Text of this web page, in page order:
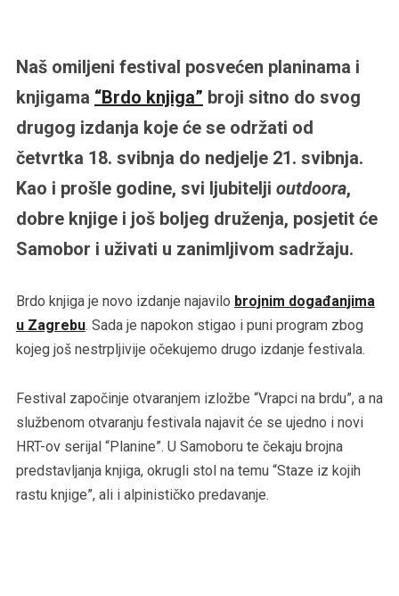
Naš omiljeni festival posvećen planinama i
knjigama “Brdo knjiga” broji sitno do svog
drugog izdanja koje će se održati od
četvrtka 18. svibnja do nedjelje 21. svibnja.
Kao i prošle godine, svi ljubitelji outdoora,
dobre knjige i još boljeg druženja, posjetit će
Samobor i uživati u zanimljivom sadržaju.
Brdo knjiga je novo izdanje najavilo brojnim događanjima
u Zagrebu. Sada je napokon stigao i puni program zbog
kojeg još nestrpljivije očekujemo drugo izdanje festivala.
Festival započinje otvaranjem izložbe “Vrapci na brdu”, a na
službenom otvaranju festivala najavit će se ujedno i novi
HRT-ov serijal “Planine”. U Samoboru te čekaju brojna
predstavljanja knjiga, okrugli stol na temu “Staze iz kojih
rastu knjige”, ali i alpinističko predavanje.